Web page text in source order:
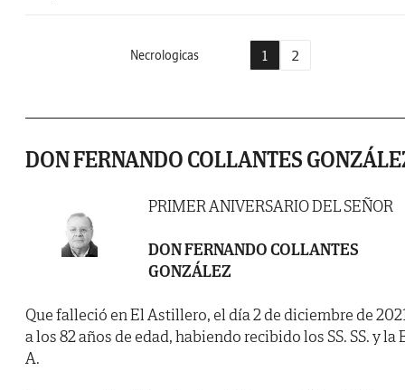
Necrologicas 1 2
DON FERNANDO COLLANTES
PRIMER ANIVERSARIO DEL SEÑOR
DON FERNANDO COLLANTES
GONZÁLEZ
Que falleció en El Astillero, el día 2 de diciembre de
a los 82 años de edad, habiendo recibido los SS. SS. y la
A.